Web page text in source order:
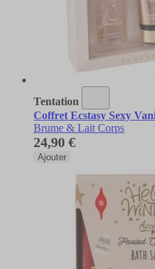
Tentation
Coffret Ecstasy Sexy
Brume & Lait Corps
24,90 €
Ajouter